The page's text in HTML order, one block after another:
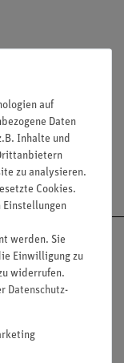
€
auf
Daten
Inhalte und
zu analysieren.
Cookies.
werden. Sie
Einwilligung zu
widerrufen.
Daten­schutz­